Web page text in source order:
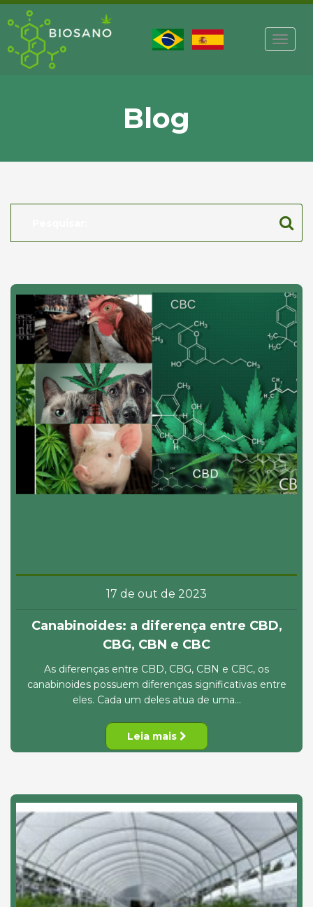
Blog
17 de out de 2023
Canabinoides: a diferença entre CBD,
CBG, CBN e CBC
As diferenças entre CBD, CBG, CBN e CBC, os
canabinoides possuem diferenças significativas entre
eles. Cada um deles atua de uma...
Leia mais